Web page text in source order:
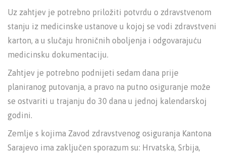
Uz zahtjev je potrebno priložiti potvrdu o zdravstvenom
stanju iz medicinske ustanove u kojoj se vodi zdravstveni
karton, a u slučaju hroničnih oboljenja i odgovarajuću
medicinsku dokumentaciju.
Zahtjev je potrebno podnijeti sedam dana prije
planiranog putovanja, a pravo na putno osiguranje može
se ostvariti u trajanju do 30 dana u jednoj kalendarskoj
godini.
Zemlje s kojima Zavod zdravstvenog osiguranja Kantona
Sarajevo ima zaključen sporazum su: Hrvatska, Srbija,